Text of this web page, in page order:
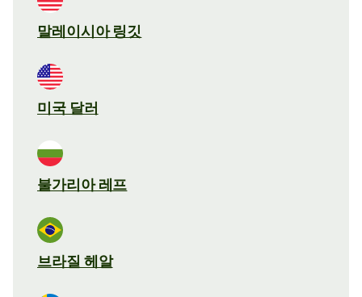
말레이시아 링깃
미국 달러
불가리아 레프
브라질 헤알